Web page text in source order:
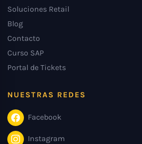
Soluciones Retail
Blog
Contacto
Curso SAP
Portal de Tickets
NUESTRAS REDES
Facebook
Instagram